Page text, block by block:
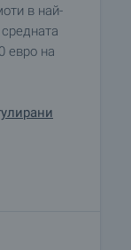
в най-
евро на